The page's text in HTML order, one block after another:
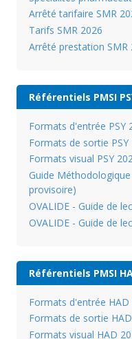
Arrêté tarifaire SMR
Tarifs SMR 2026
Arrêté prestation SMR
Référentiels PMSI
Formats d'entrée PSY
Formats de sortie PSY
Formats visual PSY
Guide
provisoire)
OVALIDE - Guide de
OVALIDE - Guide de
Référentiels PMSI
Formats d'entrée HAD
Formats de sortie
Formats visual HAD